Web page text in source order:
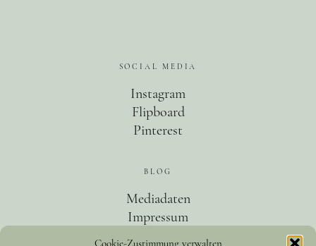
Cookie-Zustimmung verwalten
SOCIAL MEDIA
Instagram
Flipboard
Pinterest
BLOG
Mediadaten
Impressum
Datenschutz